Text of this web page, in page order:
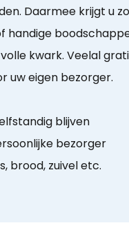
Daarmee krijgt u
handige
kwark. Veelal
uw eigen bezorger.
blijven
bezorger
brood, zuivel etc.